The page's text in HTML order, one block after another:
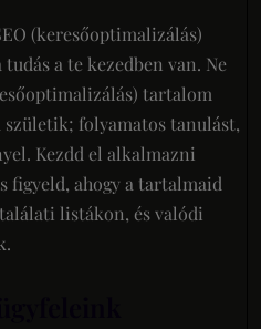
(keresőoptimalizálás)
a te kezedben van. Ne
tartalom
folyamatos tanulást,
Kezdd el alkalmazni
figyeld, ahogy a tartalmaid
listákon, és valódi